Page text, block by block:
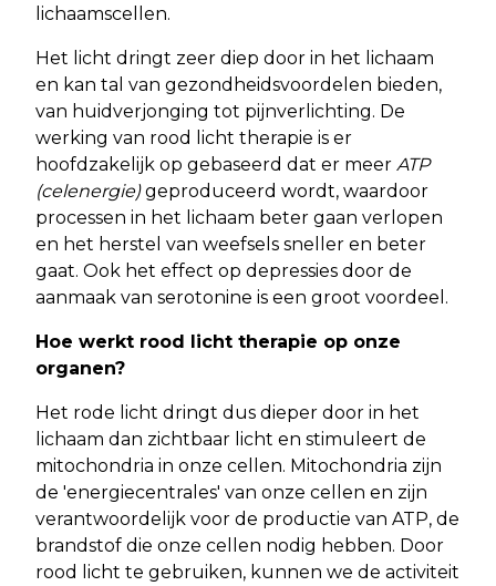
lichaamscellen.
Het licht dringt zeer diep door in het lichaam
en kan tal van gezondheidsvoordelen bieden,
van huidverjonging tot pijnverlichting. De
werking van rood licht therapie is er
hoofdzakelijk op gebaseerd dat er meer ATP
(celenergie)geproduceerd wordt, waardoor
processen in het lichaam beter gaan verlopen
en het herstel van weefsels sneller en beter
gaat. Ook het effect op depressies door de
aanmaak van serotonine is een groot voordeel.
Hoe werkt rood licht therapie op onze
organen?
Het rode licht dringt dus dieper door in het
lichaam dan zichtbaar licht en stimuleert de
mitochondria in onze cellen. Mitochondria zijn
de 'energiecentrales' van onze cellen en zijn
verantwoordelijk voor de productie van ATP, de
brandstof die onze cellen nodig hebben. Door
rood licht te gebruiken, kunnen we de activiteit